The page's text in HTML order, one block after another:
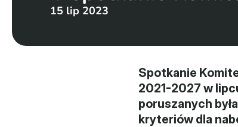
15 lip 2023
Spotkanie
2021-2027 w
poruszanych
kryteriów dla